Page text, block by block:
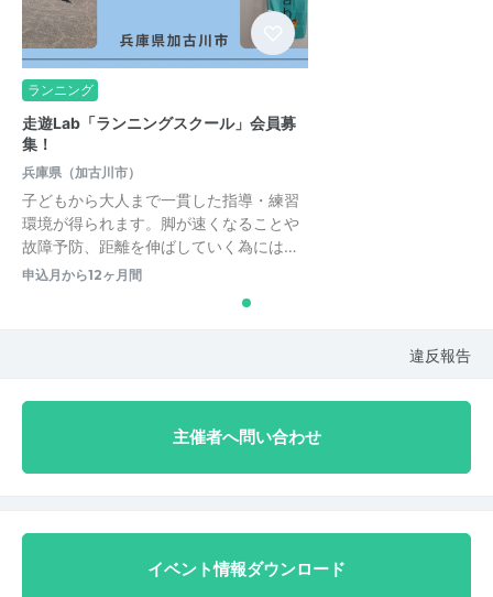
ランニング
走遊Lab「ランニングスクール」会員募
集！
兵庫県（加古川市）
子どもから大人まで一貫した指導・練習
環境が得られます。脚が速くなることや
故障予防、距離を伸ばしていく為には…
申込月から12ヶ月間
違反報告
主催者へ問い合わせ
イベント情報ダウンロード